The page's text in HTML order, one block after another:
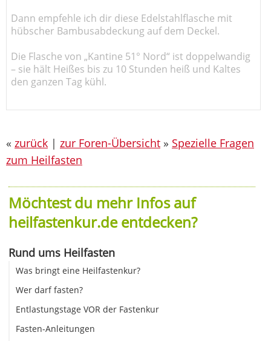
Dann empfehle ich dir diese Edelstahlflasche mit
hübscher Bambusabdeckung auf dem Deckel.
Die Flasche von „Kantine 51° Nord“ ist doppelwandig
– sie hält Heißes bis zu 10 Stunden heiß und Kaltes
den ganzen Tag kühl.
« zurück | zur Foren-Übersicht » Spezielle Fragen
zum Heilfasten
Möchtest du mehr Infos auf
heilfastenkur.de entdecken?
Rund ums Heilfasten
Was bringt eine Heilfastenkur?
Wer darf fasten?
Entlastungstage VOR der Fastenkur
Fasten-Anleitungen